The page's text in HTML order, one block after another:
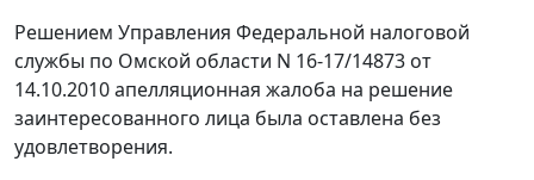
Решением Управления Федеральной налоговой
службы по Омской области N 16-17/14873 от
14.10.2010 апелляционная жалоба на решение
заинтересованного лица была оставлена без
удовлетворения.